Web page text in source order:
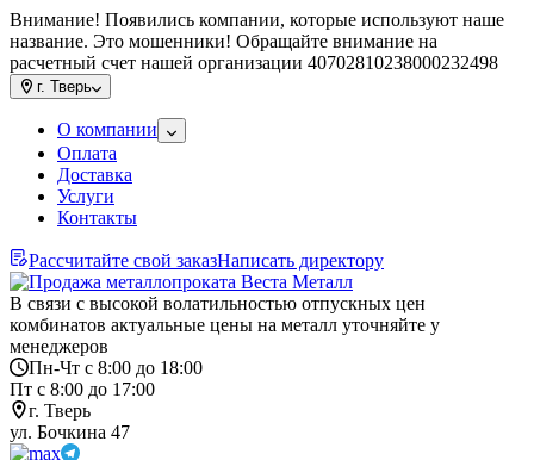
Внимание! Появились компании, которые используют наше
название. Это мошенники! Обращайте внимание на
расчетный счет нашей организации 40702810238000232498
г. Тверь
О компании
Оплата
Доставка
Услуги
Контакты
Рассчитайте свой заказНаписать директору
В связи с высокой волатильностью отпускных цен
комбинатов актуальные цены на металл уточняйте у
менеджеров
Пн-Чт с 8:00 до 18:00
Пт с 8:00 до 17:00
г. Тверь
ул. Бочкина 47